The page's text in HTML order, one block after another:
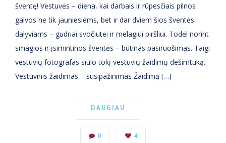
šventę! Vestuvės – diena, kai darbais ir rūpesčiais pilnos
galvos ne tik jauniesiems, bet ir dar dviem šios šventės
dalyviams – gudriai svočiutei ir melagiui piršliui. Todėl norint
smagios ir įsimintinos šventės – būtinas pasiruošimas. Taigi
vestuvių fotografas siūlo tokį vestuvių žaidimų dešimtuką.
Vestuvinis žaidimas – susipažinimas Žaidimą […]
DAUGIAU
0 4